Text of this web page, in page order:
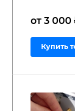
от 3 000
Купить